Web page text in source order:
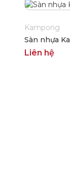
Kampong
Sàn nhựa
Liên hệ